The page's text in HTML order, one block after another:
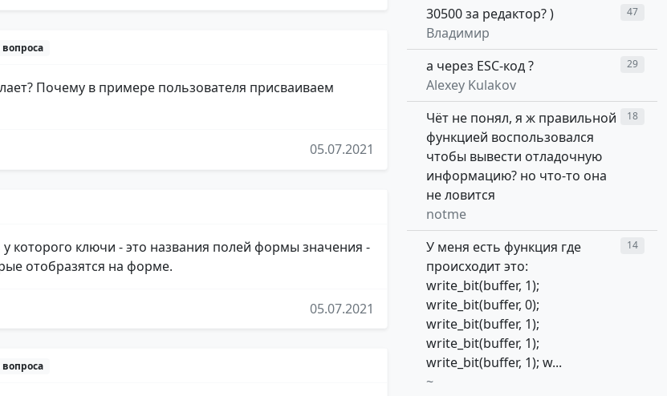
Почему в примере пользователя присваиваем
05.07.2021
у которого ключи - это названия полей формы значения -
отобразятся на форме.
05.07.2021
30500 за редактор? )
Владимир
47
а через ESC-код ?
Alexey Kulakov
29
Чёт не понял, я ж правильной
функцией воспользовался
чтобы вывести отладочную
информацию? но что-то она
не ловится
notme
18
У меня есть функция где
происходит это:
write_bit(buffer, 1);
write_bit(buffer, 0);
write_bit(buffer, 1);
write_bit(buffer, 1);
write_bit(buffer, 1); w...
~
14